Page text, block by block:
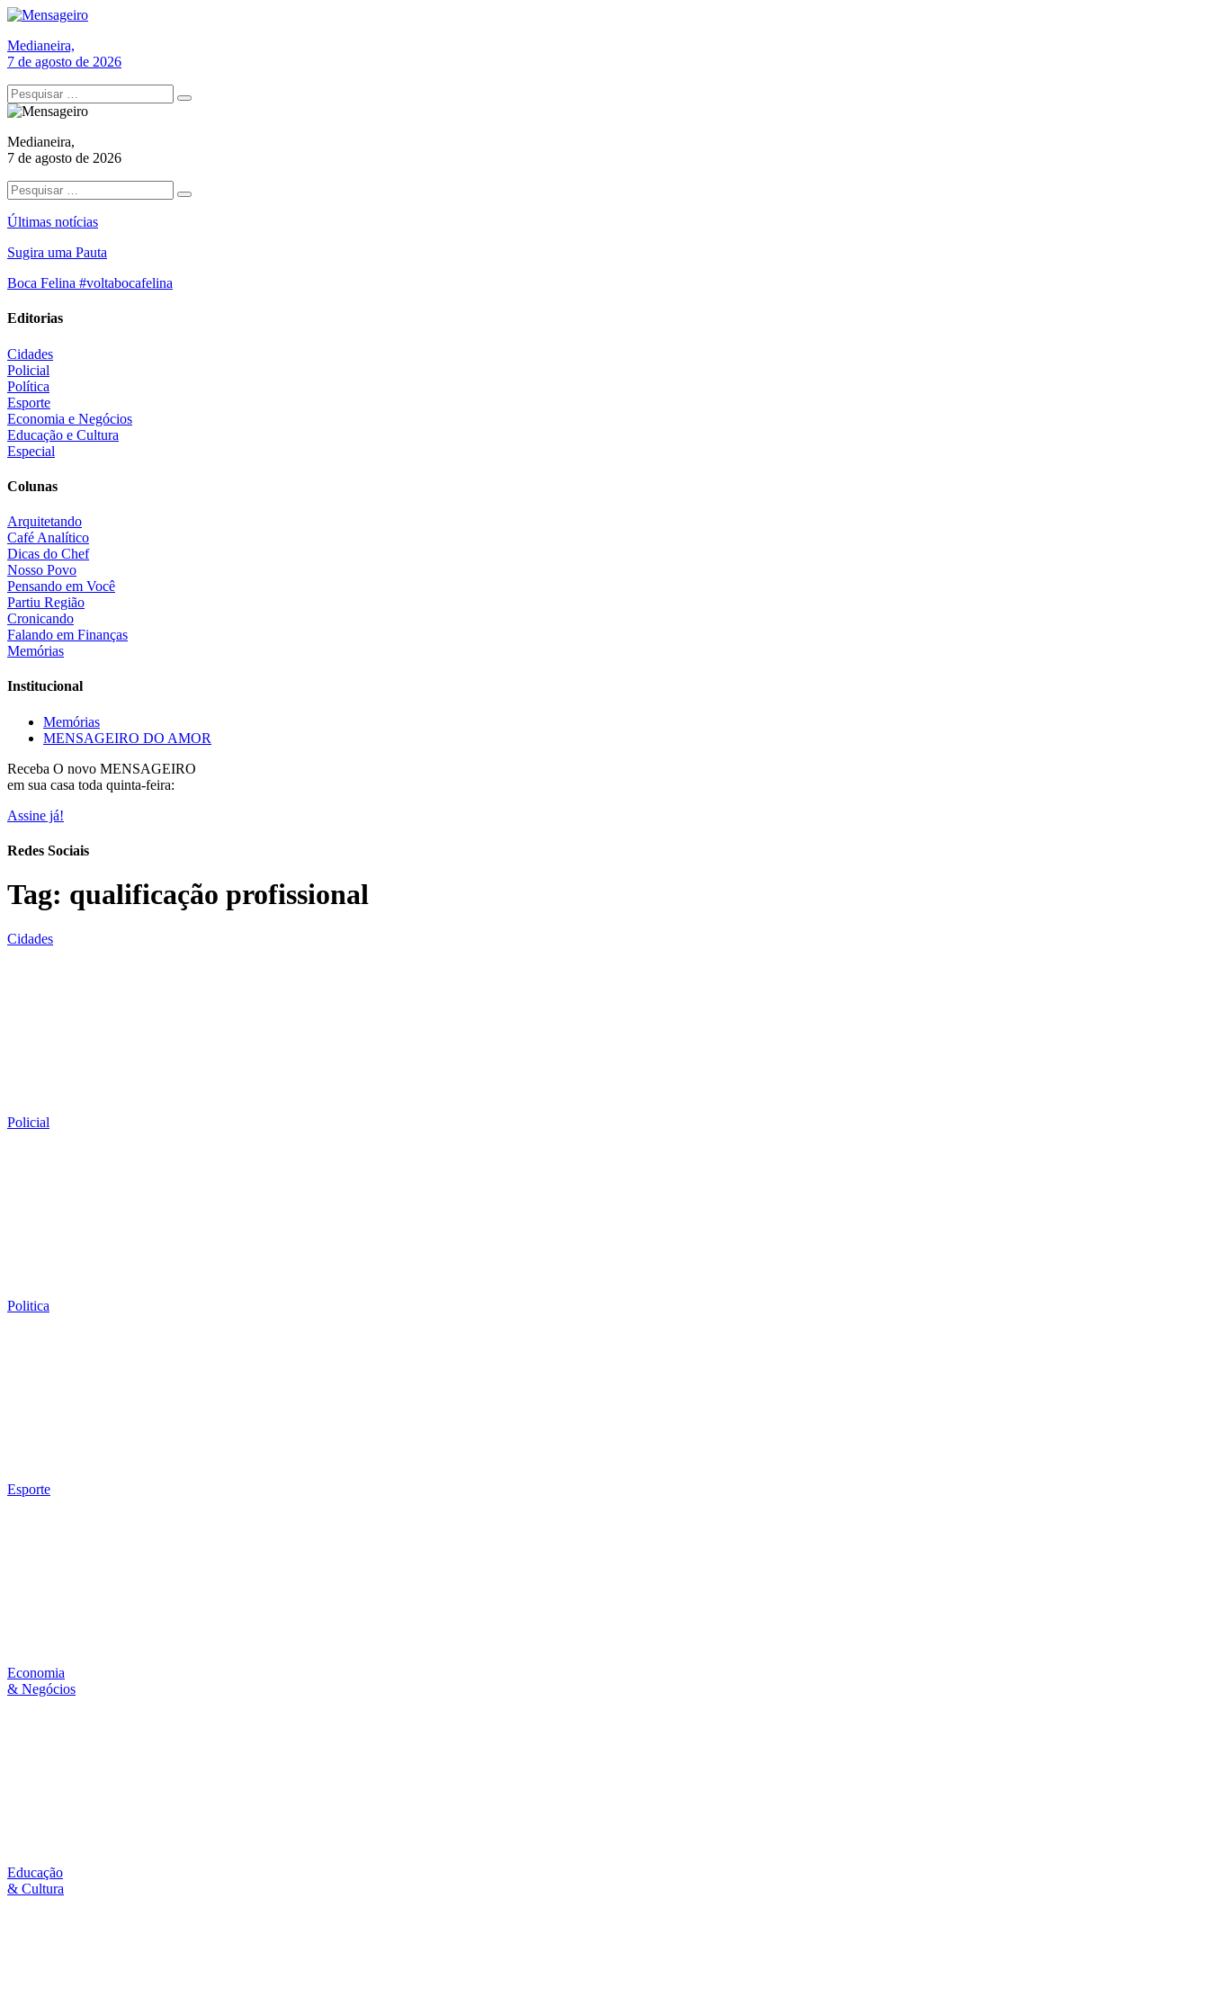
Medianeira,
7 de agosto de 2026
Medianeira,
7 de agosto de 2026
Últimas notícias
Sugira uma Pauta
Boca Felina #voltabocafelina
Editorias
Cidades
Policial
Política
Esporte
Economia e Negócios
Educação e Cultura
Especial
Colunas
Arquitetando
Café Analítico
Dicas do Chef
Nosso Povo
Pensando em Você
Partiu Região
Cronicando
Falando em Finanças
Memórias
Institucional
Memórias
MENSAGEIRO DO AMOR
Receba O novo MENSAGEIRO
em sua casa toda quinta-feira:
Assine já!
Redes Sociais
Tag: qualificação profissional
Cidades
Policial
Politica
Esporte
Economia
& Negócios
Educação
& Cultura